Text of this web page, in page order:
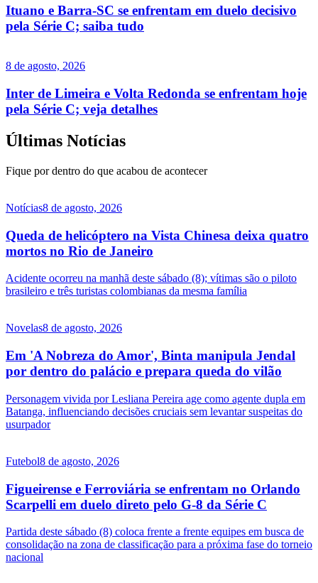
Ituano e Barra-SC se enfrentam em duelo decisivo
pela Série C; saiba tudo
8 de agosto, 2026
Inter de Limeira e Volta Redonda se enfrentam hoje
pela Série C; veja detalhes
Últimas Notícias
Fique por dentro do que acabou de acontecer
Notícias8 de agosto, 2026
Queda de helicóptero na Vista Chinesa deixa quatro
mortos no Rio de Janeiro
Acidente ocorreu na manhã deste sábado (8); vítimas são o piloto
brasileiro e três turistas colombianas da mesma família
Novelas8 de agosto, 2026
Em 'A Nobreza do Amor', Binta manipula Jendal
por dentro do palácio e prepara queda do vilão
Personagem vivida por Lesliana Pereira age como agente dupla em
Batanga, influenciando decisões cruciais sem levantar suspeitas do
usurpador
Futebol8 de agosto, 2026
Figueirense e Ferroviária se enfrentam no Orlando
Scarpelli em duelo direto pelo G-8 da Série C
Partida deste sábado (8) coloca frente a frente equipes em busca de
consolidação na zona de classificação para a próxima fase do torneio
nacional